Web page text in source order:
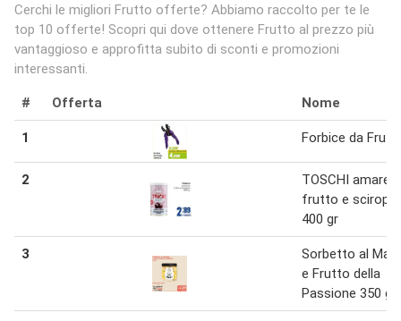
Cerchi le migliori Frutto offerte? Abbiamo raccolto per te le
top 10 offerte! Scopri qui dove ottenere Frutto al prezzo più
vantaggioso e approfitta subito di sconti e promozioni
interessanti.
# Offerta Nome
1 Forbice da
2
TOSCHI
frutto e
400 gr
3
Sorbetto al
e Frutto della
Passione 350 g